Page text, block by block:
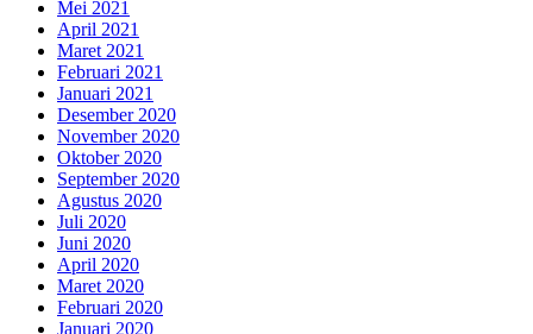
Mei 2021
April 2021
Maret 2021
Februari 2021
Januari 2021
Desember 2020
November 2020
Oktober 2020
September 2020
Agustus 2020
Juli 2020
Juni 2020
April 2020
Maret 2020
Februari 2020
Januari 2020